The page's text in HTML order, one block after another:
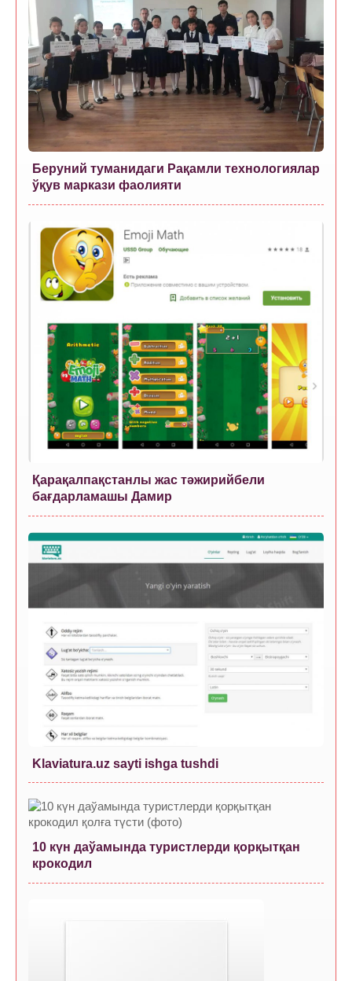
Беруний туманидаги Рақамли технологиялар
ўқув маркази фаолияти
Қарақалпақстанлы жас тәжирийбели
бағдарламашы Дамир
Klaviatura.uz sayti ishga tushdi
10 күн даўамында туристлерди қорқытқан
крокодил